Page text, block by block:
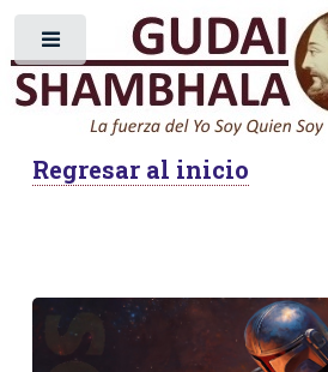
Regresar al inicio
Toggle